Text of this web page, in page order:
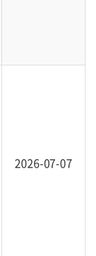
수 있는 다양한 부
2026-07-07